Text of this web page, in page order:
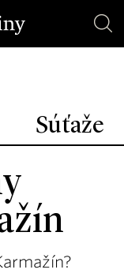
Súťaže